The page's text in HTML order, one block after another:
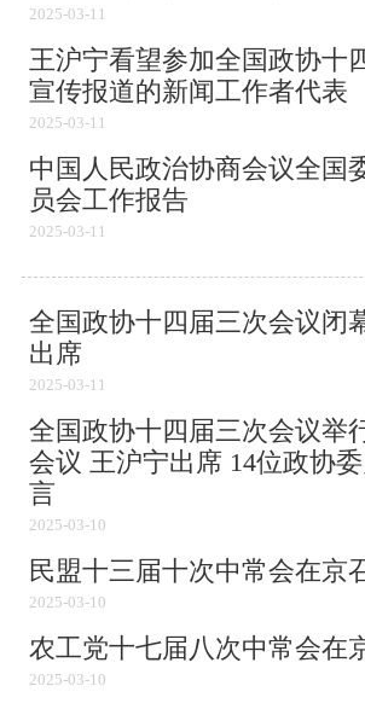
2025-03-11
王沪宁看望参加全国政协十
宣传报道的新闻工作者代表
2025-03-11
中国人民政治协商会议全国
员会工作报告
2025-03-11
全国政协十四届三次会议闭
出席​
2025-03-11
全国政协十四届三次会议举
会议 王沪宁出席 14位政协
言
2025-03-10
民盟十三届十次中常会在京
2025-03-10
农工党十七届八次中常会在
2025-03-10